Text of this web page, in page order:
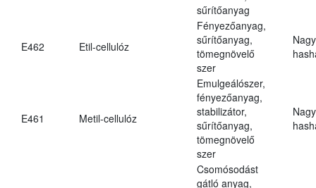
sűrítőanyag
E462 Etil-cellulóz
Fényezőanyag,
sűrítőanyag,
tömegnövelő
szer
E461 Metil-cellulóz
Emulgeálószer,
fényezőanyag,
stabilizátor,
sűrítőanyag,
tömegnövelő
szer
Csomósodást
gátló anyag,